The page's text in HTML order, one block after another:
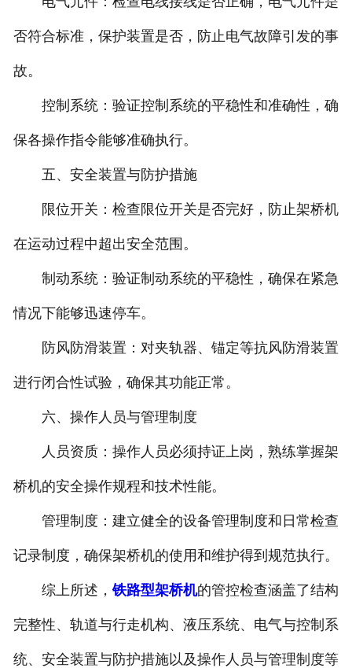
否符合标准，保护装置是否，防止电气故障引发的事
故。
控制系统：验证控制系统的平稳性和准确性，确
保各操作指令能够准确执行。
五、安全装置与防护措施
限位开关：检查限位开关是否完好，防止架桥机
在运动过程中超出安全范围。
制动系统：验证制动系统的平稳性，确保在紧急
情况下能够迅速停车。
防风防滑装置：对夹轨器、锚定等抗风防滑装置
进行闭合性试验，确保其功能正常。
六、操作人员与管理制度
人员资质：操作人员必须持证上岗，熟练掌握架
桥机的安全操作规程和技术性能。
管理制度：建立健全的设备管理制度和日常检查
记录制度，确保架桥机的使用和维护得到规范执行。
综上所述，铁路型架桥机的管控检查涵盖了结构
完整性、轨道与行走机构、液压系统、电气与控制系
统、安全装置与防护措施以及操作人员与管理制度等